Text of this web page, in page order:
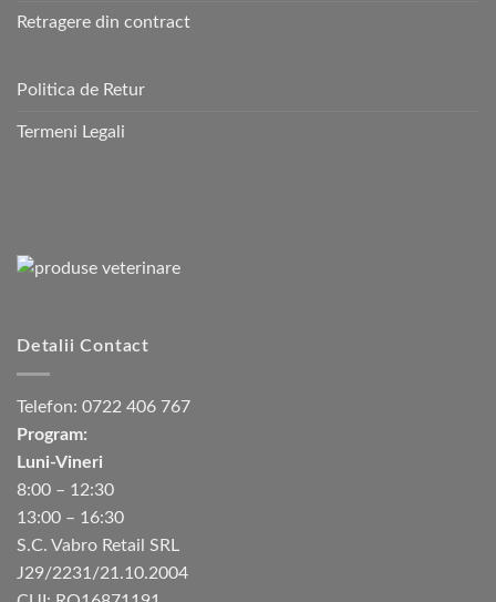
Retragere din contract
Politica de Retur
Termeni Legali
Detalii Contact
Telefon: 0722 406 767
Program:
Luni-Vineri
8:00 – 12:30
13:00 – 16:30
S.C. Vabro Retail SRL
J29/2231/21.10.2004